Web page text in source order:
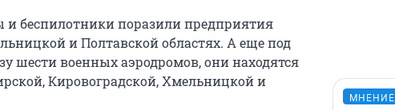
и беспилотники поразили предприятия
и Полтавской областях. А еще под
шести военных аэродромов, они находятся
Кировоградской, Хмельницкой и
МНЕНИЕ